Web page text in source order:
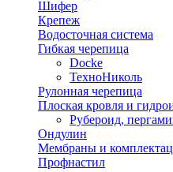
Шифер
Крепеж
Водосточная система
Гибкая черепица
Docke
ТехноНиколь
Рулонная черепица
Плоская кровля и
Рубероид,
Ондулин
Мембраны и
Профнастил